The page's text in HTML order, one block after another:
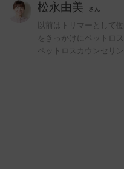
松永由美 さん
以前はトリマーとして
をきっかけにペットロ
ペットロスカウンセリ